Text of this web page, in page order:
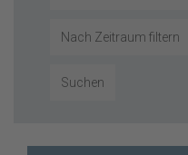
Nach Zeitraum filtern
Suchen